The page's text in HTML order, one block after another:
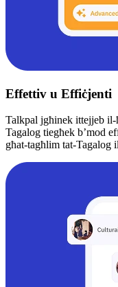
Effettiv u Effiċjenti
Talkpal jgħinek ittejjeb
Tagalog tiegħek b’mod
għat-tagħlim tat-Tagalog